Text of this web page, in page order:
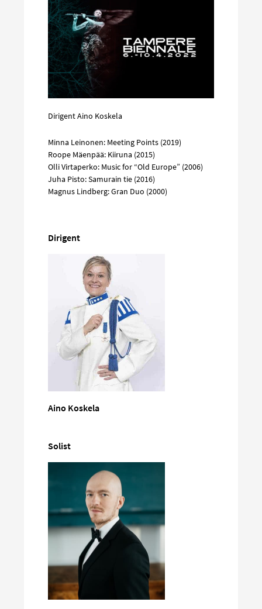
Dirigent Aino Koskela
Minna Leinonen: Meeting Points (2019)
Roope Mäenpää: Kiiruna (2015)
Olli Virtaperko: Music for “Old Europe” (2006)
Juha Pisto: Samurain tie (2016)
Magnus Lindberg: Gran Duo (2000)
Dirigent
Aino Koskela
Solist